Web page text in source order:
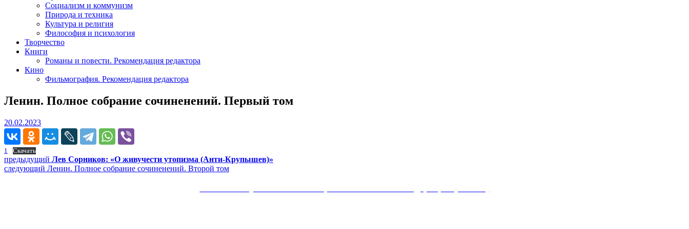
Социализм и коммунизм
Природа и техника
Культура и религия
Философия и психология
Творчество
Книги
Романы и повести. Рекомендация редактора
Кино
Фильмография. Рекомендация редактора
Ленин. Полное собрание сочиненений. Первый том
20.02.202320.02.2023
1 Скачать
Навигация
по
предыдущий Предыдущий
пост:
Лев Сорников: «О живучести утопизма (Анти-Крупышев)»
следующий Следующее
Ленин. Полное собрание сочиненений. Второй том